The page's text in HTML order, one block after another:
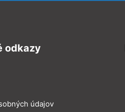
odkazy
údajov